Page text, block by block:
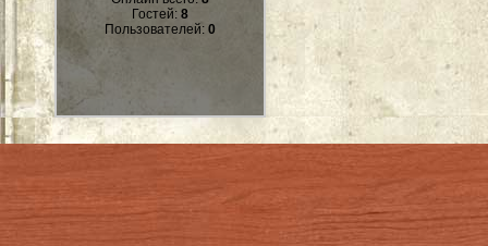
Гостей: 8
Пользователей: 0